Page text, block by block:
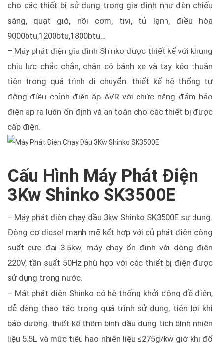
cho các thiết bị sử dụng trong gia đình như đèn chiếu
sáng, quạt gió, nồi cơm, tivi, tủ lạnh, điều hòa
9000btu,1200btu,1800btu…
– Máy phát điện gia đình Shinko được thiết kế với khung
chịu lực chắc chắn, chân có bánh xe và tay kéo thuận
tiện trong quá trình di chuyển. thiết kế hệ thống tự
động điều chỉnh điện áp AVR với chức năng đảm bảo
điện áp ra luôn ổn định và an toàn cho các thiết bị được
cấp điện.
Cấu Hình Máy Phát Điện
3Kw Shinko SK3500E
– Máy phát điên chạy dầu 3kw Shinko SK3500E sự dụng.
Động cơ diesel mạnh mẽ kết hợp với củ phát điện công
suất cực đại 3.5kw, máy chạy ổn định với dòng điện
220V, tần suất 50Hz phù hợp với các thiết bị điện được
sử dụng trong nước.
– Mát phát điện Shinko có hệ thống khởi động đề điện,
dễ dàng thao tác trong quá trình sử dụng, tiện lợi khi
bảo dưỡng. thiết kế thêm bình dầu dung tích bình nhiên
liệu 5.5L và mức tiêu hao nhiên liệu ≤275g/kw giờ khi đổ